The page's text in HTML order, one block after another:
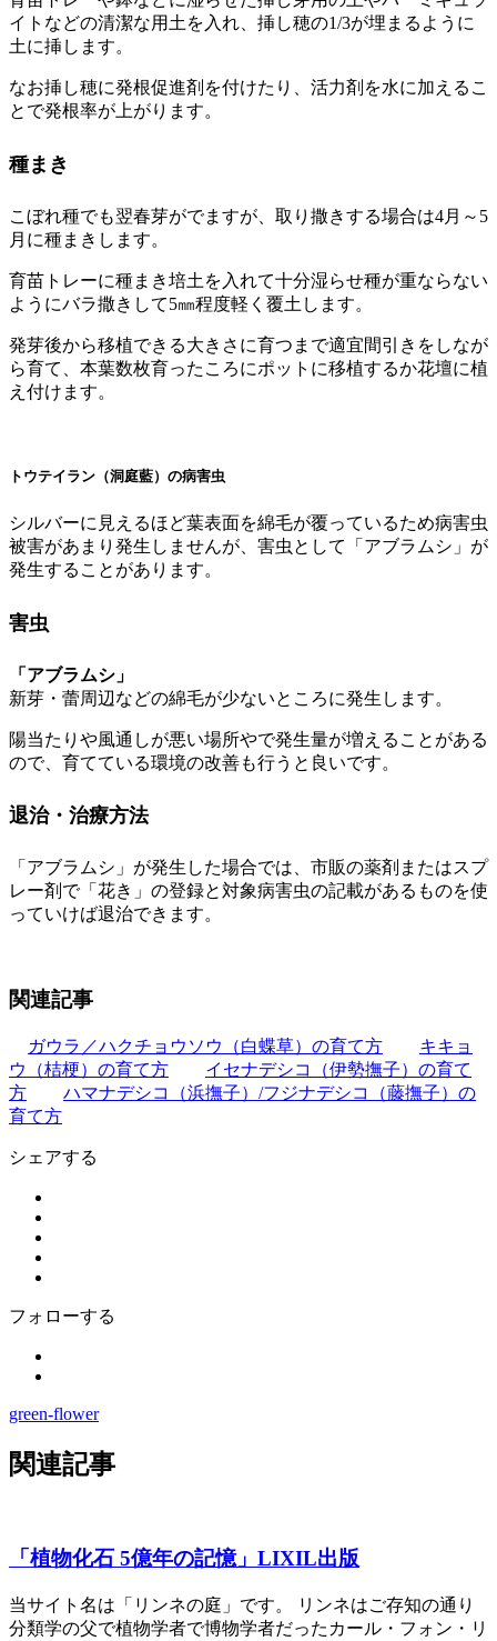
イトなどの清潔な用土を入れ、挿し穂の1/3が埋まるように
土に挿します。
なお挿し穂に発根促進剤を付けたり、活力剤を水に加えるこ
とで発根率が上がります。
種まき
こぼれ種でも翌春芽がでますが、取り撒きする場合は4月～5
月に種まきします。
育苗トレーに種まき培土を入れて十分湿らせ種が重ならない
ようにバラ撒きして5㎜程度軽く覆土します。
発芽後から移植できる大きさに育つまで適宜間引きをしなが
ら育て、本葉数枚育ったころにポットに移植するか花壇に植
え付けます。
トウテイラン（洞庭藍）の病害虫
シルバーに見えるほど葉表面を綿毛が覆っているため病害虫
被害があまり発生しませんが、害虫として「アブラムシ」が
発生することがあります。
害虫
「アブラムシ」
新芽・蕾周辺などの綿毛が少ないところに発生します。
陽当たりや風通しが悪い場所やで発生量が増えることがある
ので、育てている環境の改善も行うと良いです。
退治・治療方法
「アブラムシ」が発生した場合では、市販の薬剤またはスプ
レー剤で「花き」の登録と対象病害虫の記載があるものを使
っていけば退治できます。
関連記事
ガウラ／ハクチョウソウ（白蝶草）の育て方
キキョ
ウ（桔梗）の育て方
イセナデシコ（伊勢撫子）の育て
方
ハマナデシコ（浜撫子）/フジナデシコ（藤撫子）の
育て方
シェアする
フォローする
green-flower
関連記事
「植物化石 5億年の記憶」LIXIL出版
当サイト名は「リンネの庭」です。 リンネはご存知の通り
分類学の父で植物学者で博物学者だったカール・フォン・リ